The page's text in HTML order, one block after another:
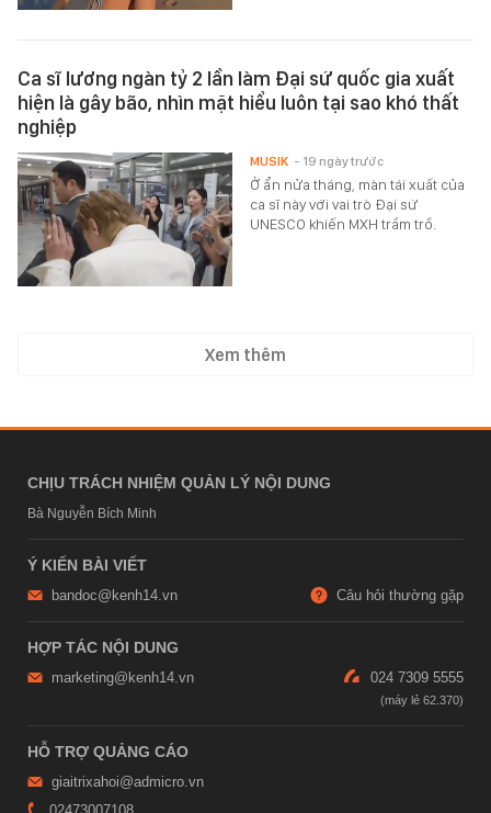
Ca sĩ lương ngàn tỷ 2 lần làm Đại sứ quốc gia xuất
hiện là gây bão, nhìn mặt hiểu luôn tại sao khó thất
nghiệp
Ở ẩn nửa tháng, màn tái xuất của
ca sĩ này với vai trò Đại sứ
UNESCO khiến MXH trầm trồ.
MUSIK - 19 ngày trước
Xem thêm
CHỊU TRÁCH NHIỆM QUẢN LÝ NỘI DUNG
Bà Nguyễn Bích Minh
Ý KIẾN BÀI VIẾT
bandoc@kenh14.vn Câu hỏi thường gặp
HỢP TÁC NỘI DUNG
marketing@kenh14.vn 024 7309 5555
HỖ TRỢ QUẢNG CÁO
giaitrixahoi@admicro.vn